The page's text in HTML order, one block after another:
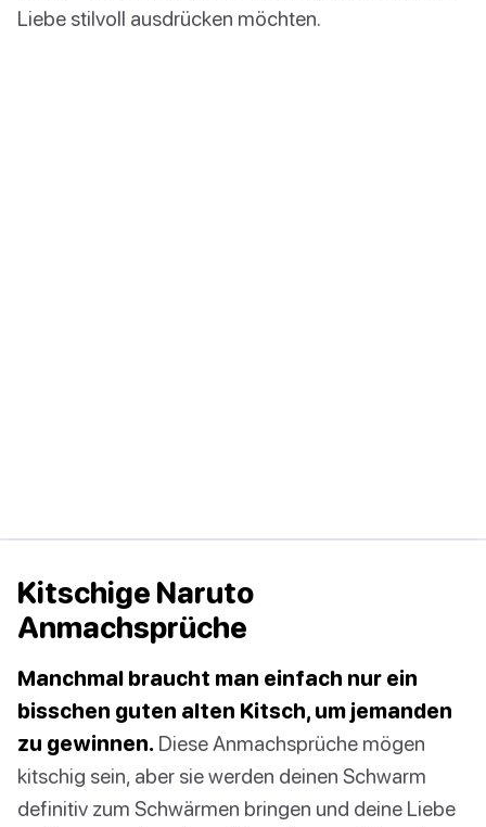
Liebe stilvoll ausdrücken möchten.
Kitschige Naruto
Anmachsprüche
Manchmal braucht man einfach nur ein
bisschen guten alten Kitsch, um jemanden
zu gewinnen. Diese Anmachsprüche mögen
kitschig sein, aber sie werden deinen Schwarm
definitiv zum Schwärmen bringen und deine Liebe